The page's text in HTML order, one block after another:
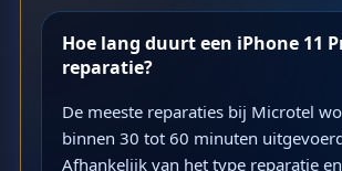
Hoe lang duurt een iPhone 11
reparatie?
De meeste reparaties bij Microtel
binnen 30 tot 60 minuten
Afhankelijk van het type reparatie